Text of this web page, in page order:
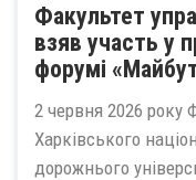
Факультет
взяв участь у
форумі
2 червня 2026 року
Харківського
дорожнього